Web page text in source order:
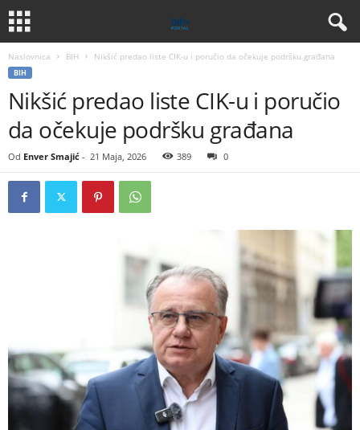
Naslovnica BIH Nikšić predao liste CIK-u i poručio da očekuje podršku građana
BIH
Nikšić predao liste CIK-u i poručio
da očekuje podršku građana
Od Enver Smajić - 21 Maja, 2026 389 0